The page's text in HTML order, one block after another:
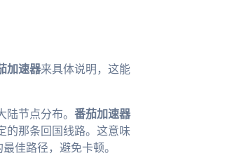
加速器来具体说明，这能
节点分布。 番茄加速器
的那条回国线路。这意味
佳路径，避免卡顿。